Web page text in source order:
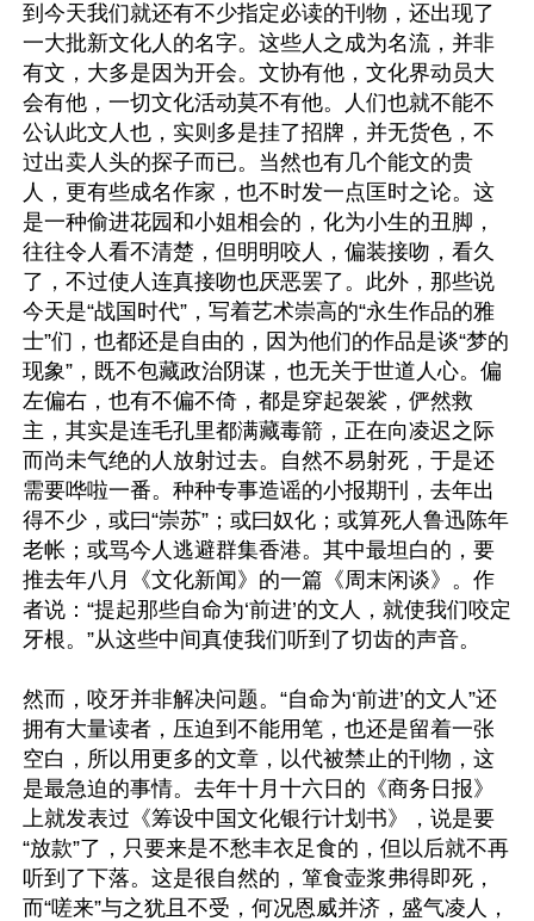
到今天我们就还有不少指定必读的刊物，还出现了
一大批新文化人的名字。这些人之成为名流，并非
有文，大多是因为开会。文协有他，文化界动员大
会有他，一切文化活动莫不有他。人们也就不能不
公认此文人也，实则多是挂了招牌，并无货色，不
过出卖人头的探子而已。当然也有几个能文的贵
人，更有些成名作家，也不时发一点匡时之论。这
是一种偷进花园和小姐相会的，化为小生的丑脚，
往往令人看不清楚，但明明咬人，偏装接吻，看久
了，不过使人连真接吻也厌恶罢了。此外，那些说
今天是“战国时代”，写着艺术崇高的“永生作品的雅
士”们，也都还是自由的，因为他们的作品是谈“梦的
现象”，既不包藏政治阴谋，也无关于世道人心。偏
左偏右，也有不偏不倚，都是穿起袈裟，俨然救
主，其实是连毛孔里都满藏毒箭，正在向凌迟之际
而尚未气绝的人放射过去。自然不易射死，于是还
需要哗啦一番。种种专事造谣的小报期刊，去年出
得不少，或曰“崇苏”；或曰奴化；或算死人鲁迅陈年
老帐；或骂今人逃避群集香港。其中最坦白的，要
推去年八月《文化新闻》的一篇《周末闲谈》。作
者说：“提起那些自命为‘前进’的文人，就使我们咬定
牙根。”从这些中间真使我们听到了切齿的声音。
然而，咬牙并非解决问题。“自命为‘前进’的文人”还
拥有大量读者，压迫到不能用笔，也还是留着一张
空白，所以用更多的文章，以代被禁止的刊物，这
是最急迫的事情。去年十月十六日的《商务日报》
上就发表过《筹设中国文化银行计划书》，说是要
“放款”了，只要来是不愁丰衣足食的，但以后就不再
听到了下落。这是很自然的，箪食壶浆弗得即死，
而“嗟来”与之犹且不受，何况恩威并济，盛气凌人，